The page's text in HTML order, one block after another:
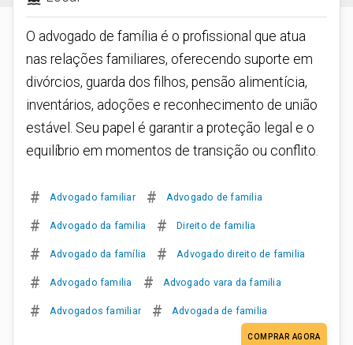
O advogado de família é o profissional que atua
nas relações familiares, oferecendo suporte em
divórcios, guarda dos filhos, pensão alimentícia,
inventários, adoções e reconhecimento de união
estável. Seu papel é garantir a proteção legal e o
equilíbrio em momentos de transição ou conflito.
# Advogado familiar # Advogado de familia
# Advogado da familia # Direito de familia
# Advogado da família # Advogado direito de familia
# Advogado familia # Advogado vara da familia
# Advogados familiar # Advogada de familia
COMPRAR AGORA